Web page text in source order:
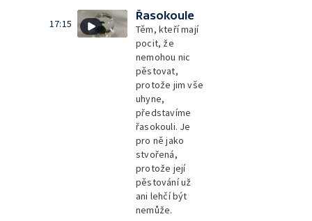
17:15
Řasokoule
Těm, kteří mají
pocit, že
nemohou nic
pěstovat,
protože jim vše
uhyne,
představíme
řasokouli. Je
pro ně jako
stvořená,
protože její
pěstování už
ani lehčí být
nemůže.